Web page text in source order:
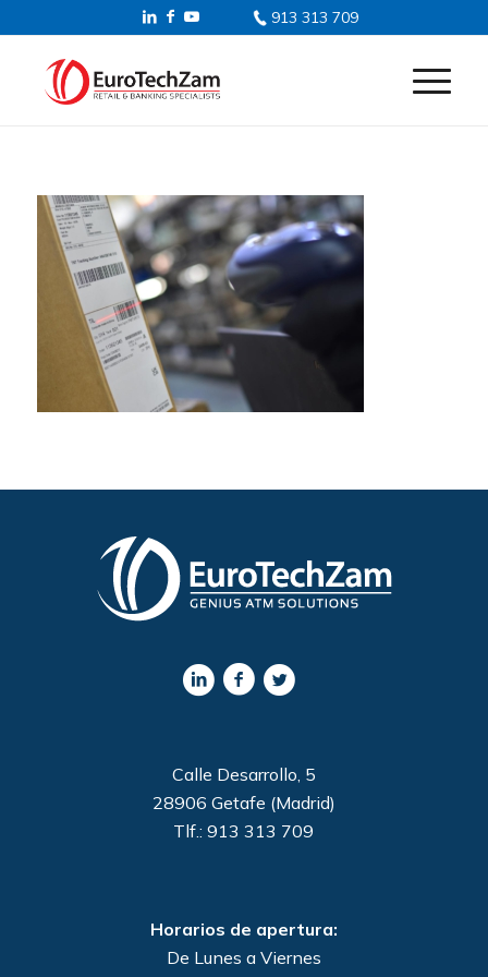
913 313 709
Calle Desarrollo, 5
28906 Getafe (Madrid)
Tlf.: 913 313 709
Horarios de apertura:
De Lunes a Viernes